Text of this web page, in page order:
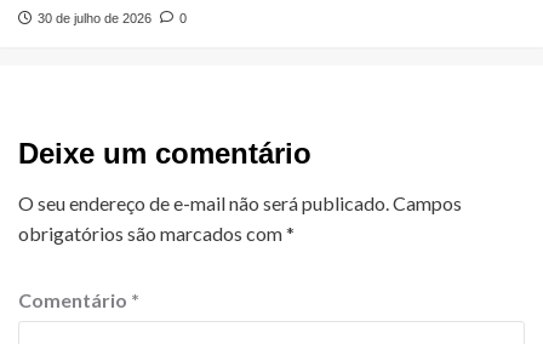
30 de julho de 2026 0
Deixe um comentário
O seu endereço de e-mail não será publicado.Campos
obrigatórios são marcados com*
Comentário *